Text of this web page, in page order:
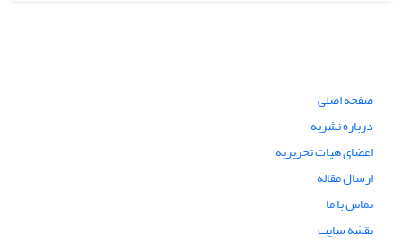
صفحه اصلی
درباره نشریه
اعضای هیات تحریریه
ارسال مقاله
تماس با ما
نقشه سایت